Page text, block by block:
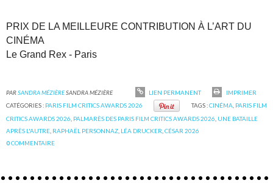
PRIX DE LA MEILLEURE CONTRIBUTION À L’ART DU
CINÉMA
Le Grand Rex - Paris
PARSANDRA MÉZIÈRESANDRA MÉZIÈRE LIEN PERMANENT
IMPRIMER
CATÉGORIES : PARIS FILM CRITICS AWARDS 2026 TAGS :CINÉMA, PARIS FILM
CRITICS AWARDS 2026, PALMARÈS DES PARIS FILM CRITICS AWARDS 2026, UNE BATAILLE
APRÈS L'AUTRE, RAPHAËL PERSONNAZ, LÉA DRUCKER,CÉSAR 2026
0COMMENTAIRE